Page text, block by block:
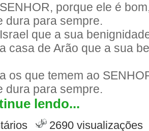
porque ele é
dura para sempre.
que a sua
casa de Arão que a sua
os que temem ao
dura para sempre.
lendo...
2690 visualizações